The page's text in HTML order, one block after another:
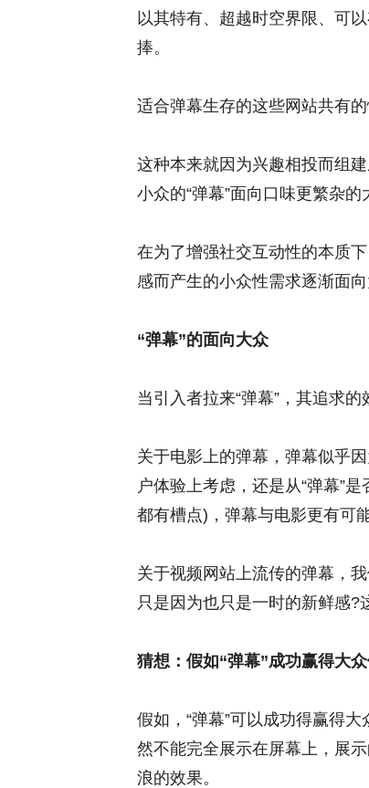
以其特有、超越时空界限、可
捧。
适合弹幕生存的这些网站共有
这种本来就因为兴趣相投而组
小众的“弹幕”面向口味更繁杂
在为了增强社交互动性的本质
感而产生的小众性需求逐渐面
“弹幕”的面向大众
当引入者拉来“弹幕”，其追求
关于电影上的弹幕，弹幕似乎
户体验上考虑，还是从“弹幕”
都有槽点)，弹幕与电影更有可
关于视频网站上流传的弹幕，
只是因为也只是一时的新鲜感?
猜想：假如“弹幕”成功赢得大
假如，“弹幕”可以成功得赢得
然不能完全展示在屏幕上，展
浪的效果。